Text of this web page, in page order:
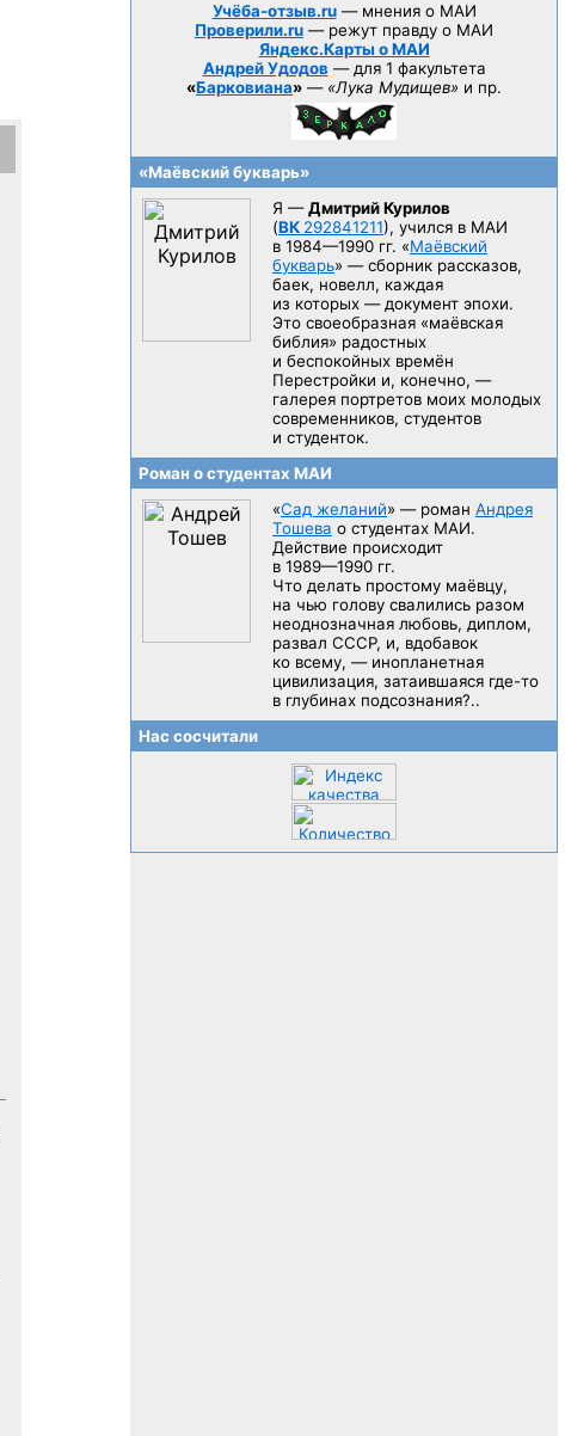
Учёба-отзыв.ru— мнения о МАИ
Проверили.ru — режут правду о МАИ
Яндекс.Карты о МАИ
Андрей Удодов — для 1 факультета
«Барковиана» — «Лука Мудищев» и пр.
«Маёвский букварь»
Я —Дмитрий Курилов
(ВК 292841211), учился в МАИ
в 1984—1990 гг. «Маёвский
букварь» — сборник рассказов,
баек, новелл, каждая
из которых — документ эпохи.
Это своеобразная «маёвская
библия» радостных
и беспокойных времён
Перестройки и, конечно, —
галерея портретов моих молодых
современников, студентов
и студенток.
Роман о студентах МАИ
«Сад желаний» — роман Андрея
Тошева о студентах МАИ.
Действие происходит
в 1989—1990 гг.
Что делать простому маёвцу,
на чью голову свалились разом
неоднозначная любовь, диплом,
развал CCCP, и, вдобавок
ко всему, — инопланетная
цивилизация, затаившаяся где-то
в глубинах подсознания?..
Нас сосчитали